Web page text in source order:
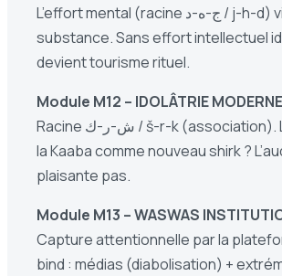
L’effort mental (racine ج-ه-د / j-h-d) vidé de sa
substance. Sans effort intellectuel
devient tourisme rituel.
Module M12 – IDOLÂTRIE MODERNE
Racine ش-ر-ك / š-r-k (association). Les selfies à
la Kaaba comme nouveau shirk ?
plaisante pas.
Module M13 – WASWAS
Capture attentionnelle par la
bind : médias (diabolisation) +